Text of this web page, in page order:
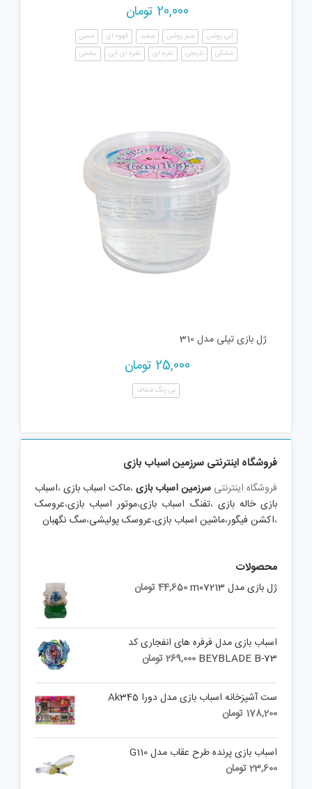
20,000 تومان
آبی روشن سبز روشن سفید قهوه ای
مسی
مشکی
نارنجی نقره ای نقره ای آبی یشمی
ژل بازی تپلی مدل 310
25,000 تومان
بی رنگ شفاف
فروشگاه اینترنتی سرزمین اسباب بازی
فروشگاه اینترنتی سرزمین اسباب بازی،ماکت اسباب بازی،اسباب
بازی خاله بازی ،تفنگ اسباب بازی،موتور اسباب بازی،عروسک
،اکشن فیگور،ماشین اسباب بازی،عروسک پولیشی،سگ نگهبان
محصولات
ژل بازی مدل m07213 44,650تومان
اسباب بازی مدل فرفره های انفجاری کد
BEYBLADE B-73
269,000تومان
ست آشپزخانه اسباب بازی مدل دورا Ak345
178,200 تومان
اسباب بازی پرنده طرح عقاب مدل G110
23,600تومان